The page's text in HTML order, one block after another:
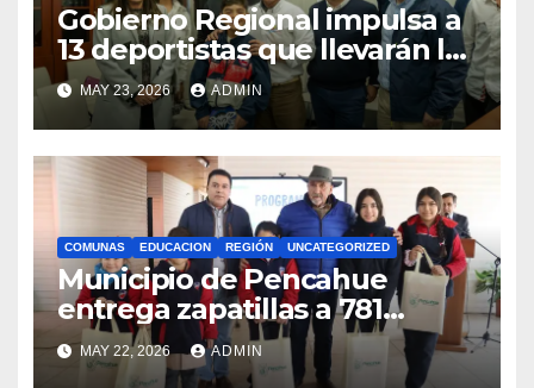
Gobierno Regional impulsa a
13 deportistas que llevarán la
bandera maulina a
competencias
internacionales
MAY 23, 2026 ADMIN
COMUNAS EDUCACION REGIÓN UNCATEGORIZED
Municipio de Pencahue
entrega zapatillas a 781
estudiantes con recursos del
Royalty Minero
MAY 22, 2026 ADMIN